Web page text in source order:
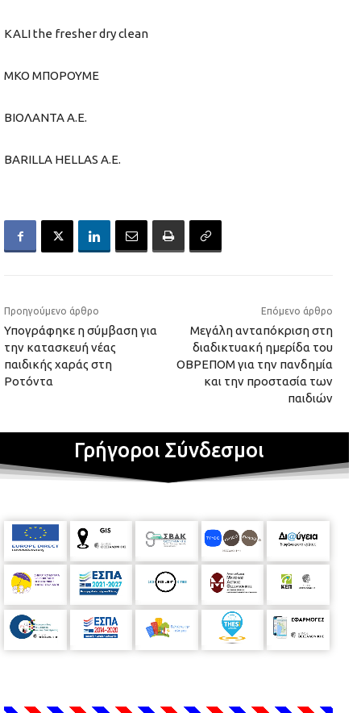
KALI the fresher dry clean
MKO ΜΠΟΡΟΥΜΕ
ΒΙΟΛΑΝΤΑ Α.Ε.
BARILLA HELLAS A.E.
Προηγούμενο άρθρο
Υπογράφηκε η σύμβαση για
την κατασκευή νέας
παιδικής χαράς στη
Ροτόντα
Επόμενο άρθρο
Μεγάλη ανταπόκριση στη
διαδικτυακή ημερίδα του
ΟΒΡΕΠΟΜ για την πανδημία
και την προστασία των
παιδιών
Γρήγοροι Σύνδεσμοι